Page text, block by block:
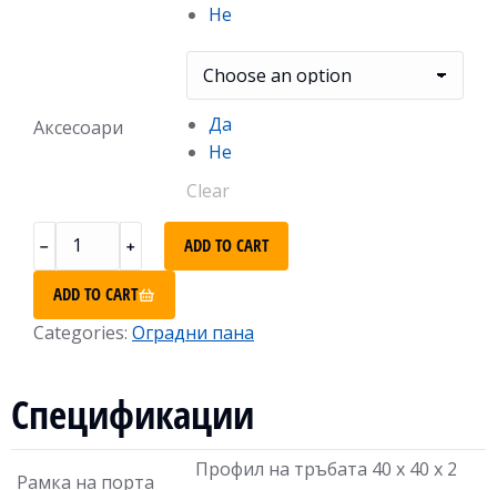
Не
Аксесоари
Да
Не
Clear
ADD TO CART
ADD TO CART
Categories: Оградни пана
Спецификации
Рамка на порта
Профил на тръбата 40 х 40 х 2